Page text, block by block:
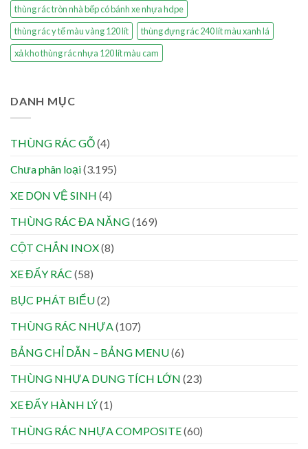
thùng rác tròn nhà bếp có bánh xe nhựa hdpe
thùng rác y tế màu vàng 120 lít
thùng đựng rác 240 lít màu xanh lá
xả kho thùng rác nhựa 120 lít màu cam
DANH MỤC
THÙNG RÁC GỖ(4)
Chưa phân loại(3.195)
XE DỌN VỆ SINH (4)
THÙNG RÁC ĐA NĂNG(169)
CỘT CHẮN INOX(8)
XE ĐẨY RÁC (58)
BỤC PHÁT BIỂU(2)
THÙNG RÁC NHỰA(107)
BẢNG CHỈ DẪN – BẢNG MENU(6)
THÙNG NHỰA DUNG TÍCH LỚN (23)
XE ĐẨY HÀNH LÝ(1)
THÙNG RÁC NHỰA COMPOSITE(60)